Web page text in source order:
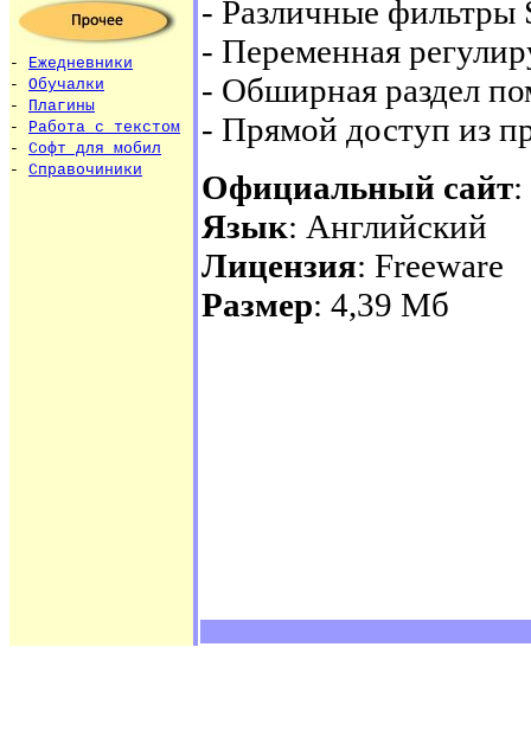
- Ежедневники
- Обучалки
- Плагины
- Работа с текстом
- Софт для мобил
- Справочиники
- Различные
- Переменная
- Обширная раздел
- Прямой доступ из
Официальный сайт:
Язык: Английский
Лицензия: Freeware
Размер: 4,39 Мб